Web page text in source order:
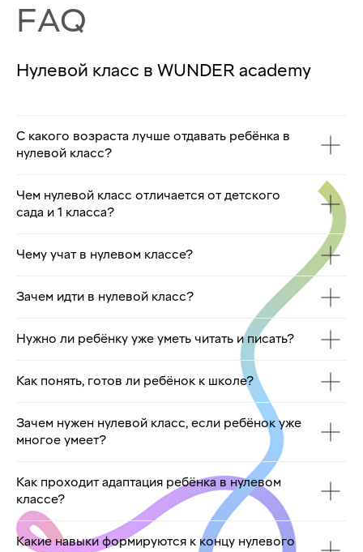
FAQ
Нулевой класс в WUNDER academy
С какого возраста лучше отдавать ребёнка в
нулевой класс?
Чем нулевой класс отличается от детского
сада и 1 класса?
Чему учат в нулевом классе?
Зачем идти в нулевой класс?
Нужно ли ребёнку уже уметь читать и писать?
Как понять, готов ли ребёнок к школе?
Зачем нужен нулевой класс, если ребёнок уже
многое умеет?
Как проходит адаптация ребёнка в нулевом
классе?
Какие навыки формируются к концу нулевого